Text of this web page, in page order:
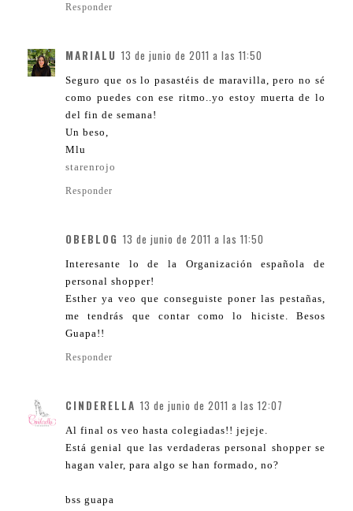
Responder
MARIALU 13 de junio de 2011 a las 11:50
Seguro que os lo pasastéis de maravilla, pero no sé
como puedes con ese ritmo..yo estoy muerta de lo
del fin de semana!
Un beso,
Mlu
starenrojo
Responder
OBEBLOG 13 de junio de 2011 a las 11:50
Interesante lo de la Organización española de
personal shopper!
Esther ya veo que conseguiste poner las pestañas,
me tendrás que contar como lo hiciste. Besos
Guapa!!
Responder
CINDERELLA 13 de junio de 2011 a las 12:07
Al final os veo hasta colegiadas!! jejeje.
Está genial que las verdaderas personal shopper se
hagan valer, para algo se han formado, no?
bss guapa